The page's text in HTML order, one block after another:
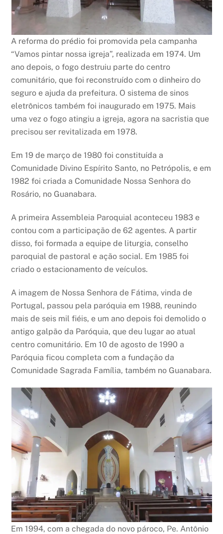
A reforma do prédio foi promovida pela campanha
“Vamos pintar nossa igreja”, realizada em 1974. Um
ano depois, o fogo destruiu parte do centro
comunitário, que foi reconstruído com o dinheiro do
seguro e ajuda da prefeitura. O sistema de sinos
eletrônicos também foi inaugurado em 1975. Mais
uma vez o fogo atingiu a igreja, agora na sacristia que
precisou ser revitalizada em 1978.
Em 19 de março de 1980 foi constituída a
Comunidade Divino Espírito Santo, no Petrópolis, e em
1982 foi criada a Comunidade Nossa Senhora do
Rosário, no Guanabara.
A primeira Assembleia Paroquial aconteceu 1983 e
contou com a participação de 62 agentes. A partir
disso, foi formada a equipe de liturgia, conselho
paroquial de pastoral e ação social. Em 1985 foi
criado o estacionamento de veículos.
A imagem de Nossa Senhora de Fátima, vinda de
Portugal, passou pela paróquia em 1988, reunindo
mais de seis mil fiéis, e um ano depois foi demolido o
antigo galpão da Paróquia, que deu lugar ao atual
centro comunitário. Em 10 de agosto de 1990 a
Paróquia ficou completa com a fundação da
Comunidade Sagrada Família, também no Guanabara.
Em 1994, com a chegada do novo pároco, Pe. Antônio